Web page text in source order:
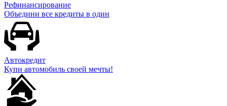
Рефинансирование
Объедини все кредиты в один
Автокредит
Купи автомобиль своей мечты!